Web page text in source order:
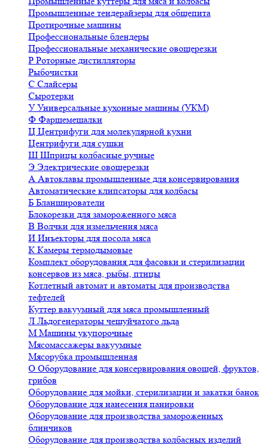
Промышленные тендерайзеры для общепита
Протирочные машины
Профессиональные блендеры
Профессиональные механические овощерезки
Р Роторные дистилляторы
Рыбочистки
С Слайсеры
Сыротерки
У Универсальные кухонные машины (УКМ)
Ф Фаршемешалки
Ц Центрифуги для молекулярной кухни
Центрифуги для сушки
Ш Шприцы колбасные ручные
Э Электрические овощерезки
А Автоклавы промышленные для консервирования
Автоматические клипсаторы для колбасы
Б Бланширователи
Блокорезки для замороженного мяса
В Волчки для измельчения мяса
И Инъекторы для посола мяса
К Камеры термодымовые
Комплект оборудования для фасовки и стерилизации
консервов из мяса, рыбы, птицы
Котлетный автомат и автоматы для производства
тефтелей
Куттер вакуумный для мяса промышленный
Л Льдогенераторы чешуйчатого льда
М Машины укупорочные
Мясомассажеры вакуумные
Мясорубка промышленная
О Оборудование для консервирования овощей, фруктов,
грибов
Оборудование для мойки, стерилизации и закатки банок
Оборудование для нанесения панировки
Оборудование для производства замороженных
блинчиков
Оборудование для производства колбасных изделий